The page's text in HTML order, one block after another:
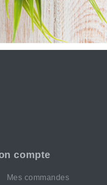
compte
Mes commandes